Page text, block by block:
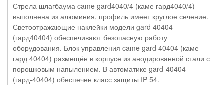
Стрела шлагбаума came gard4040/4 (каме гард4040/4)
выполнена из алюминия, профиль имеет круглое сечение.
Светоотражающие наклейки модели gard 40404
(гард40404) обеспечивают безопасную работу
оборудования. Блок управления came gard 40404 (каме
гард 40404) размещён в корпусе из анодированной стали с
порошковым напылением. В автоматике gard-40404
(гард-40404) обеспечен класс защиты IP 54.